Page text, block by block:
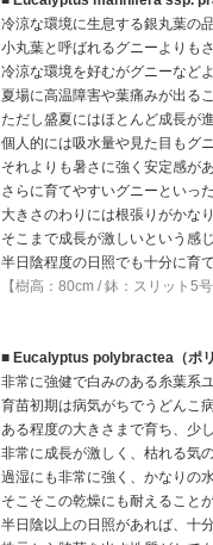
冷涼な環境に生息する銀丸葉の
小丸葉と呼ばれるグニーよりも
冷涼な環境を好むがグニーなど
夏場に高温障害や葉痛みが出る
ただし盛夏にはほとんど成長が
個人的には吸水量や見た目もグ
それよりも暑さに強く安定感が
さらに育てやすいグニーといっ
大きさのわりには根張りがかな
そこまで成長が激しいという感
半日陰程度の日照でも十分に育
【樹高：80cm / 鉢：スリット5
■ Eucalyptus polybractea（ポ
非常に強健で白みのある糸葉系
育苗初期は病気がちでうどんこ
ある程度の大きさまで育ち、少
非常に成長が激しく、枯れる気
過湿にも非常に強く、かなりの
そこそこの乾燥にも耐えること
半日陰以上の日照があれば、十